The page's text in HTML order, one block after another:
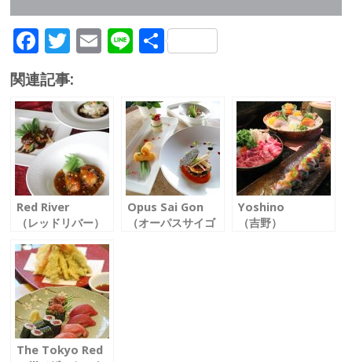
F
ac
e
b
o
o
k
T
itt
er
E
l
Li 共
関連記事:
Red River
（レッドリバー）
を眼下に
中国料理の贅沢な
「最高峰」を感じ
る
Opus Sai Gon
（オーパスサイゴ
Yoshino
（吉野）
The Tokyo Red